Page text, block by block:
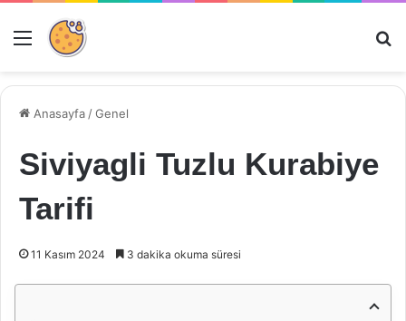
Menü
Anasayfa /Genel
Siviyagli Tuzlu Kurabiye
Tarifi
11 Kasım 2024 3 dakika okuma süresi